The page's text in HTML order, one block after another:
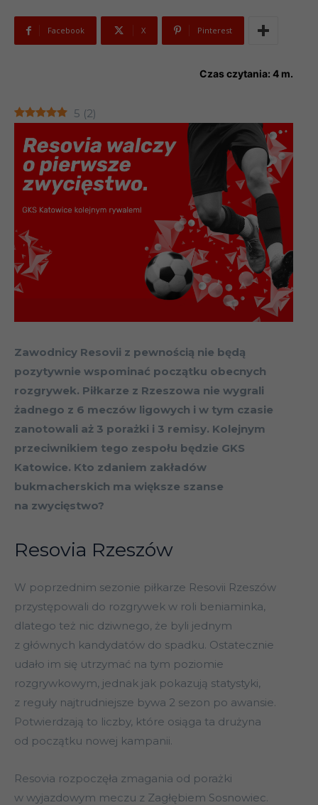
Facebook X Pinterest
Czas czytania: 4 m.
5 (2)
Zawodnicy Resovii z pewnością nie będą
pozytywnie wspominać początku obecnych
rozgrywek. Piłkarze z Rzeszowa nie wygrali
żadnego z 6 meczów ligowych i w tym czasie
zanotowali aż 3 porażki i 3 remisy. Kolejnym
przeciwnikiem tego zespołu będzie GKS
Katowice. Kto zdaniem zakładów
bukmacherskich ma większe szanse
na zwycięstwo?
Resovia Rzeszów
W poprzednim sezonie piłkarze Resovii Rzeszów
przystępowali do rozgrywek w roli beniaminka,
dlatego też nic dziwnego, że byli jednym
z głównych kandydatów do spadku. Ostatecznie
udało im się utrzymać na tym poziomie
rozgrywkowym, jednak jak pokazują statystyki,
z reguły najtrudniejsze bywa 2 sezon po awansie.
Potwierdzają to liczby, które osiąga ta drużyna
od początku nowej kampanii.
Resovia rozpoczęła zmagania od porażki
w wyjazdowym meczu z Zagłębiem Sosnowiec.